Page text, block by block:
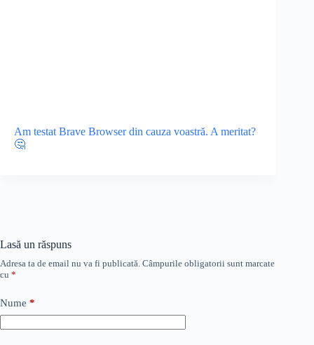
Am testat Brave Browser din cauza voastră. A meritat?
🤔
Lasă un răspuns
Adresa ta de email nu va fi publicată. Câmpurile obligatorii sunt marcate
cu *
Nume *